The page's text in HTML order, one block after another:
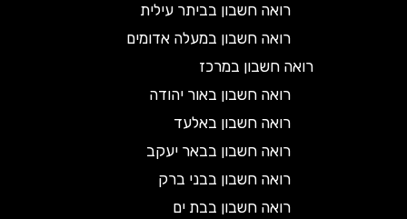
רואה חשבון בביתר עילית
רואה חשבון במעלה אדומים
רואה חשבון במרכז
רואה חשבון באור יהודה
רואה חשבון באלעד
רואה חשבון בבאר יעקב
רואה חשבון בבני ברק
רואה חשבון בבת ים